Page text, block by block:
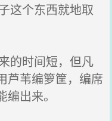
这个东西就地取
的时间短，但凡
芦苇编箩筐，编席
出来。